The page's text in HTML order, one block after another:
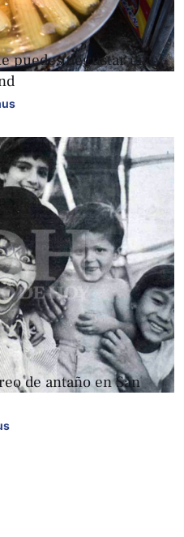
puedes degustar en el
de antaño en San